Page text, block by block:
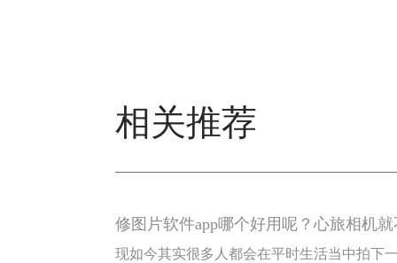
相关推荐
修图片软件app哪个好用呢？心旅相机
现如今其实很多人都会在平时生活当中拍下